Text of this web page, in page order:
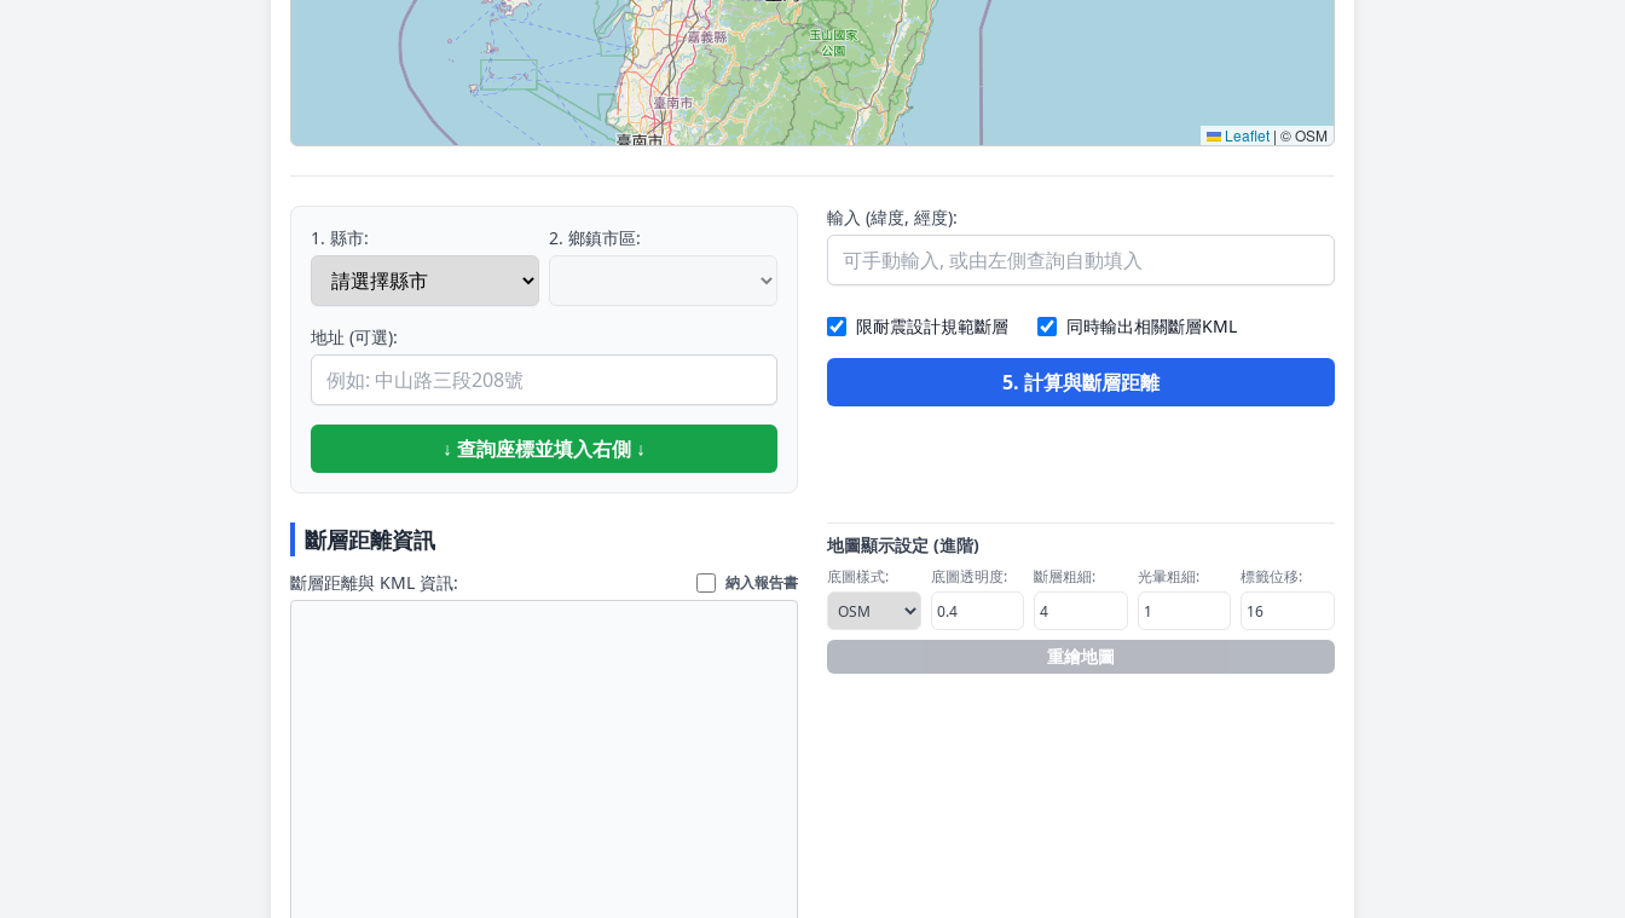
Leaflet | © OSM
1. 縣市: 2. 鄉鎮市區:
地址 (可選):
↓ 查詢座標並填入右側 ↓
輸入 (緯度, 經度):
限耐震設計規範斷層 同時輸出相關斷層KML
5. 計算與斷層距離
斷層距離資訊
斷層距離與 KML 資訊: 納入報告書
地圖顯示設定 (進階)
底圖樣式: 底圖透明度: 斷層粗細: 光暈粗細: 標籤位移:
重繪地圖